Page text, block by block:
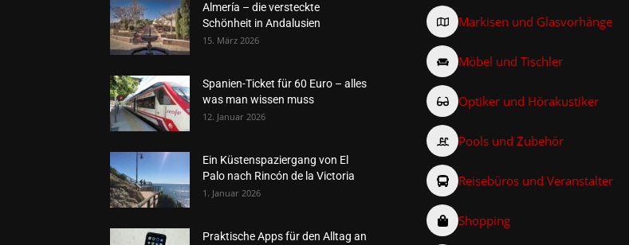
Almería – die versteckte
Schönheit in Andalusien
15. März 2026
Spanien-Ticket für 60 Euro – alles
was man wissen muss
12. Januar 2026
Ein Küstenspaziergang von El
Palo nach Rincón de la Victoria
1. Januar 2026
Praktische Apps für den Alltag an
Markisen und Glasvorhänge
Möbel und Tischler
Optiker und Hörakustiker
Pools und Zubehör
Reisebüros und Veranstalter
Shopping